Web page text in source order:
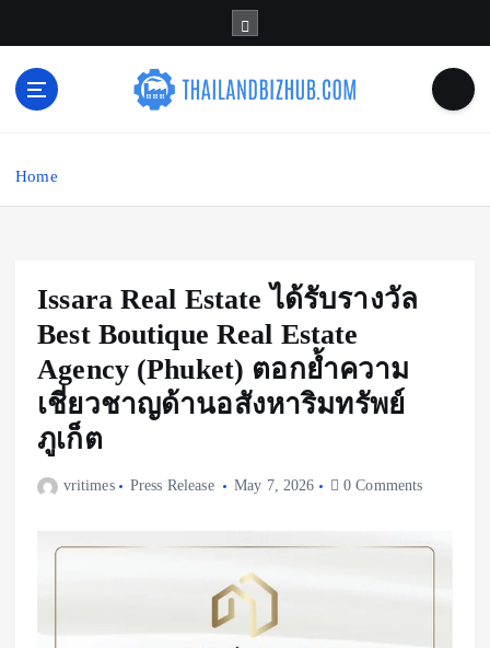
Home
Issara Real Estate ได้รับรางวัล
Best Boutique Real Estate
Agency (Phuket) ตอกย้ำความ
เชี่ยวชาญด้านอสังหาริมทรัพย์
ภูเก็ต
vritimes Press Release May 7, 2026 0 Comments